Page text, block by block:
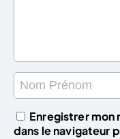
Enregistrer mon
dans le navigateur